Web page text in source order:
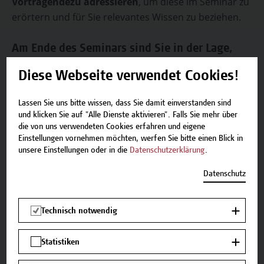
erörtern und für Sie relevantes Wissen zu beziehen.
Am Ende des Seminars sind Sie in der Lage,
die rechtlichen Neuerungen zu beschreiben
Wissen mit Erfahrung in Verbindung zu setzen.
Sicherheit betreffend die Unterscheidung
Rechtsinformation und Rechtsberatung zu
gewinnen.
In diesem Seminar werden folgende Lehr- und
Lernmethoden angewandt: Vortrag,
Diskussion, Gruppenübung.
Diese Webseite verwendet Cookies!
Lassen Sie uns bitte wissen, dass Sie damit einverstanden sind
und klicken Sie auf "Alle Dienste aktivieren". Falls Sie mehr über
die von uns verwendeten Cookies erfahren und eigene
Einstellungen vornehmen möchten, werfen Sie bitte einen Blick in
unsere Einstellungen oder in die Datenschutzerklärung.
Datenschutz
Technisch notwendig
Statistiken